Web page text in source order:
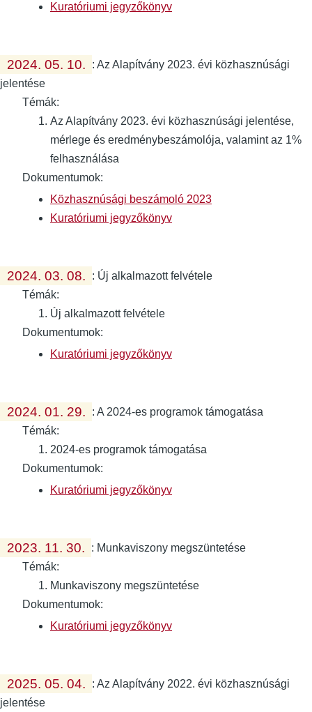
Kuratóriumi jegyzőkönyv
2024. 05. 10. :Az Alapítvány 2023. évi közhasznúsági
jelentése
Témák:
Az Alapítvány 2023. évi közhasznúsági jelentése,
mérlege és eredménybeszámolója, valamint az 1%
felhasználása
Dokumentumok:
Közhasznúsági beszámoló 2023
Kuratóriumi jegyzőkönyv
2024. 03. 08. : Új alkalmazott felvétele
Témák:
Új alkalmazott felvétele
Dokumentumok:
Kuratóriumi jegyzőkönyv
2024. 01. 29. :A 2024-es programok támogatása
Témák:
2024-es programok támogatása
Dokumentumok:
Kuratóriumi jegyzőkönyv
2023. 11. 30. : Munkaviszony megszüntetése
Témák:
Munkaviszony megszüntetése
Dokumentumok:
Kuratóriumi jegyzőkönyv
2025. 05. 04. :Az Alapítvány 2022. évi közhasznúsági
jelentése